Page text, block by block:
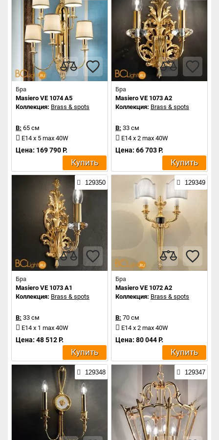
Бра
Masiero VE 1074 A5
Коллекция: Brass & spots
В: 65 см
E14 x 5 max 40W
Цена: 169 790 Р.
Купить
Бра
Masiero VE 1073 A2
Коллекция: Brass & spots
В: 33 см
E14 x 2 max 40W
Цена: 66 703 Р.
Купить
129350
Бра
Masiero VE 1073 A1
Коллекция: Brass & spots
В: 33 см
E14 x 1 max 40W
Цена: 48 512 Р.
Купить
129349
Бра
Masiero VE 1072 A2
Коллекция: Brass & spots
В: 70 см
E14 x 2 max 40W
Цена: 80 044 Р.
Купить
129348 129347